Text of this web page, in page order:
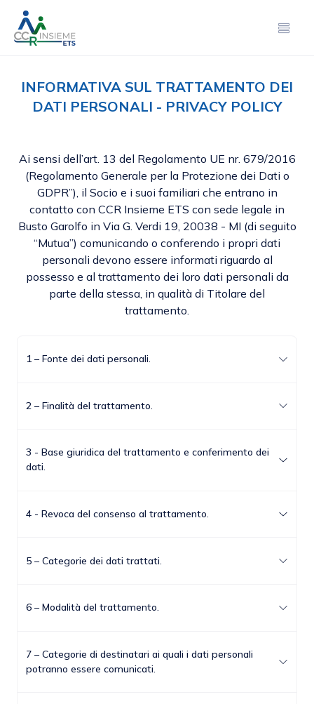
INFORMATIVA SUL TRATTAMENTO DEI
DATI PERSONALI - PRIVACY POLICY
Ai sensi dell’art. 13 del Regolamento UE nr. 679/2016
(Regolamento Generale per la Protezione dei Dati o
GDPR”), il Socio e i suoi familiari che entrano in
contatto con CCR Insieme ETS con sede legale in
Busto Garolfo in Via G. Verdi 19, 20038 - MI (di seguito
“Mutua”) comunicando o conferendo i propri dati
personali devono essere informati riguardo al
possesso e al trattamento dei loro dati personali da
parte della stessa, in qualità di Titolare del
trattamento.
1 – Fonte dei dati personali.
2 – Finalità del trattamento.
3 - Base giuridica del trattamento e conferimento dei
dati.
4 - Revoca del consenso al trattamento.
5 – Categorie dei dati trattati.
6 – Modalità del trattamento.
7 – Categorie di destinatari ai quali i dati personali
potranno essere comunicati.